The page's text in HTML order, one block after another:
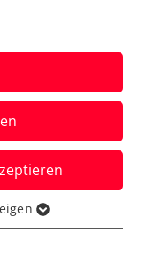
Bank
mit
von
geht es
auch